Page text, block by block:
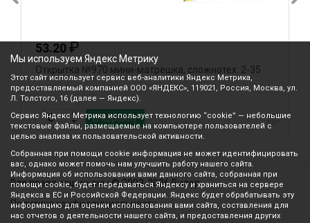
53.20₽
Открытка №970 мини-матрешка, сложнотех. 2-35
В корзину
Все права защищены © 2003-2026 Вилор
Политика конфиденциальности
Мы используем Яндекс Метрику
Этот сайт использует сервис веб-аналитики Яндекс Метрика,
предоставляемый компанией ООО «ЯНДЕКС», 119021, Россия, Москва, ул.
Л. Толстого, 16 (далее — Яндекс).
Сервис Яндекс Метрика использует технологию “cookie” — небольшие
текстовые файлы, размещаемые на компьютере пользователей с
целью анализа их пользовательской активности.
Собранная при помощи cookie информация не может идентифицировать
вас, однако может помочь нам улучшить работу нашего сайта.
Информация об использовании вами данного сайта, собранная при
помощи cookie, будет передаваться Яндексу и храниться на сервере
Яндекса в ЕС и Российской Федерации. Яндекс будет обрабатывать эту
информацию для оценки использования вами сайта, составления для
нас отчетов о деятельности нашего сайта, и предоставления других